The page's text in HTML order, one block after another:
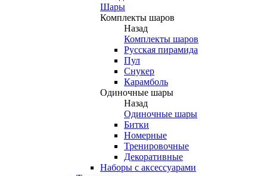
Шары
Комплекты шаров
Назад
Комплекты шаров
Русская пирамида
Пул
Снукер
Карамболь
Одиночные шары
Назад
Одиночные шары
Битки
Номерные
Тренировочные
Декоративные
Наборы с аксессуарами